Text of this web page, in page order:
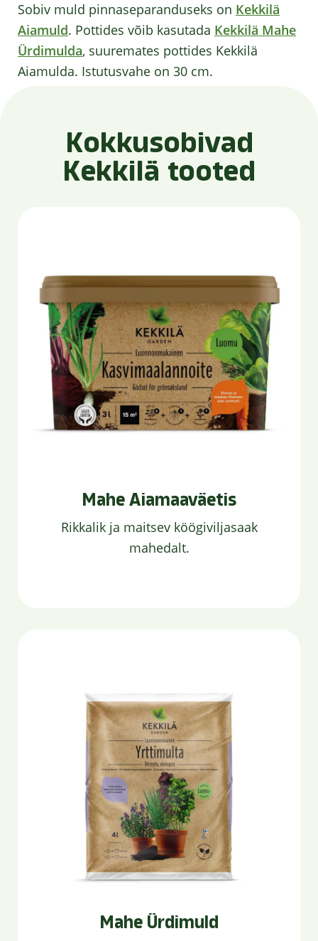
Sobiv muld pinnaseparanduseks on Kekkilä
Aiamuld. Pottides võib kasutada Kekkilä Mahe
Ürdimulda, suuremates pottides Kekkilä
Aiamulda. Istutusvahe on 30 cm.
Kokkusobivad
Kekkilä tooted
Mahe Aiamaaväetis
Rikkalik ja maitsev köögiviljasaak
mahedalt.
Mahe Ürdimuld